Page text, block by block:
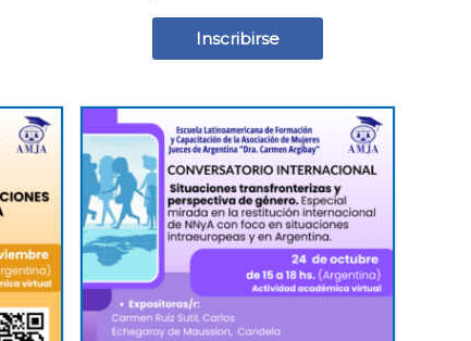
Inscribirse
producto
tiene
múltiples
variantes.
Las
opciones
se
pueden